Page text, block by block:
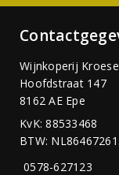
Wijnkoperij Kroese
Hoofdstraat 147
8162 AE Epe
KvK: 88533468
BTW:
0578-627123